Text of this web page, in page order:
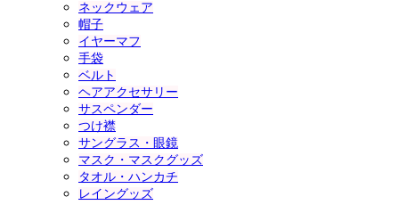
ネックウェア
帽子
イヤーマフ
手袋
ベルト
ヘアアクセサリー
サスペンダー
つけ襟
サングラス・眼鏡
マスク・マスクグッズ
タオル・ハンカチ
レイングッズ